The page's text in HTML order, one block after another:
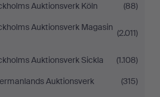
Auktionsverk Köln
(88)
Auktionsverk Magasin
(2.011)
Auktionsverk Sickla
(1.108)
Auktionsverk
(315)